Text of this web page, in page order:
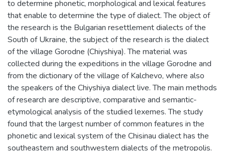
to determine phonetic, morphological and lexical features
that enable to determine the type of dialect. The object of
the research is the Bulgarian resettlement dialects of the
South of Ukraine, the subject of the research is the dialect
of the village Gorodne (Chiyshiya). The material was
collected during the expeditions in the village Gоrodne and
from the dictionary of the village of Kalchevo, where also
the speakers of the Chiyshiya dialect live. The main methods
of research are descriptive, comparative and semantic-
etymological analysis of the studied lexemes. The study
found that the largest number of common features in the
phonetic and lexical system of the Chisinau dialect has the
southeastern and southwestern dialects of the metropolis.